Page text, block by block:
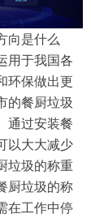
向是什么
用于我国各
环保做出更
的餐厨垃圾
通过安装餐
以大大减少
垃圾的称重
厨垃圾的称
在工作中停